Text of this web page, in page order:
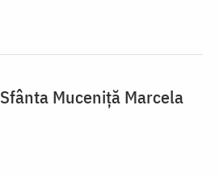
Sfânta Muceniță Marcela